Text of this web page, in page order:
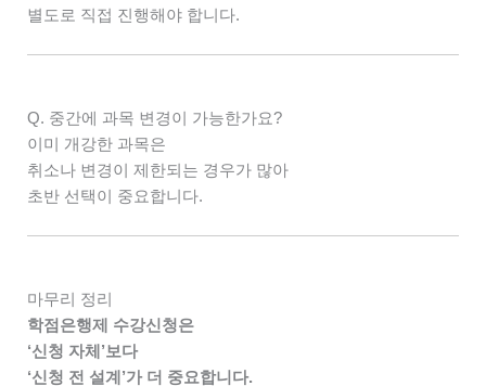
별도로 직접 진행해야 합니다.
Q. 중간에 과목 변경이 가능한가요?
이미 개강한 과목은
취소나 변경이 제한되는 경우가 많아
초반 선택이 중요합니다.
마무리 정리
학점은행제 수강신청은
‘신청 자체’보다
‘신청 전 설계’가 더 중요합니다.